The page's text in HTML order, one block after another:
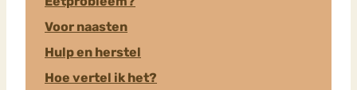
Voor naasten
Hulp en herstel
Hoe vertel ik het?